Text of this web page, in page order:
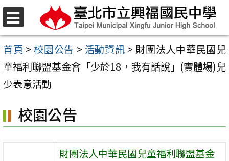
選
單
跳
至
主
要
內
區
首頁 > 校園公告 > 活動資訊 > 財團法人中華民國兒
童福利聯盟基金會「少於18，我有話說」(實體場)兒
少表意活動
校園公告
財團法人中華民國兒童福利聯盟基金